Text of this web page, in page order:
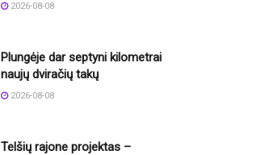
2026-08-08
Plungėje dar septyni kilometrai
naujų dviračių takų
2026-08-08
Telšių rajone projektas –